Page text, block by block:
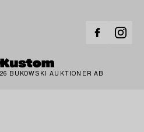
BUKOWSKI AUKTIONER AB